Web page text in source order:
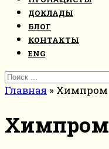
ДОКЛАДЫ
БЛОГ
КОНТАКТЫ
ENG
Search
for:
Главная » Химпром
Химпром